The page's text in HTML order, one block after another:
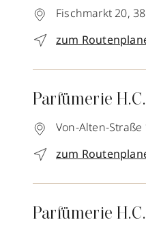
Fischmarkt 20,
zum
Parfümerie
Von-Alten-Straße
zum
Parfümerie